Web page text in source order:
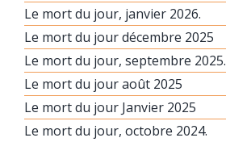
Le mort du jour, janvier 2026.
Le mort du jour décembre 2025
Le mort du jour, septembre 2025.
Le mort du jour août 2025
Le mort du jour Janvier 2025
Le mort du jour, octobre 2024.